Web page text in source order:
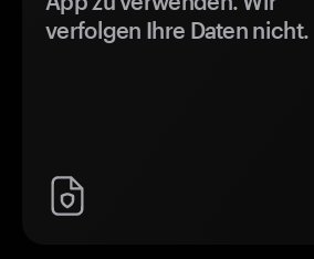
verfolgen Ihre Daten nicht.